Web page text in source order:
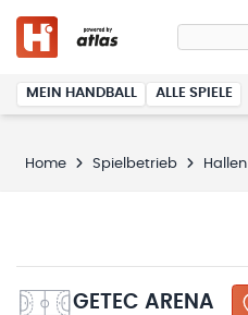
MEIN HANDBALL ALLE SPIELE
Home Spielbetrieb Hallen
GETEC ARENA